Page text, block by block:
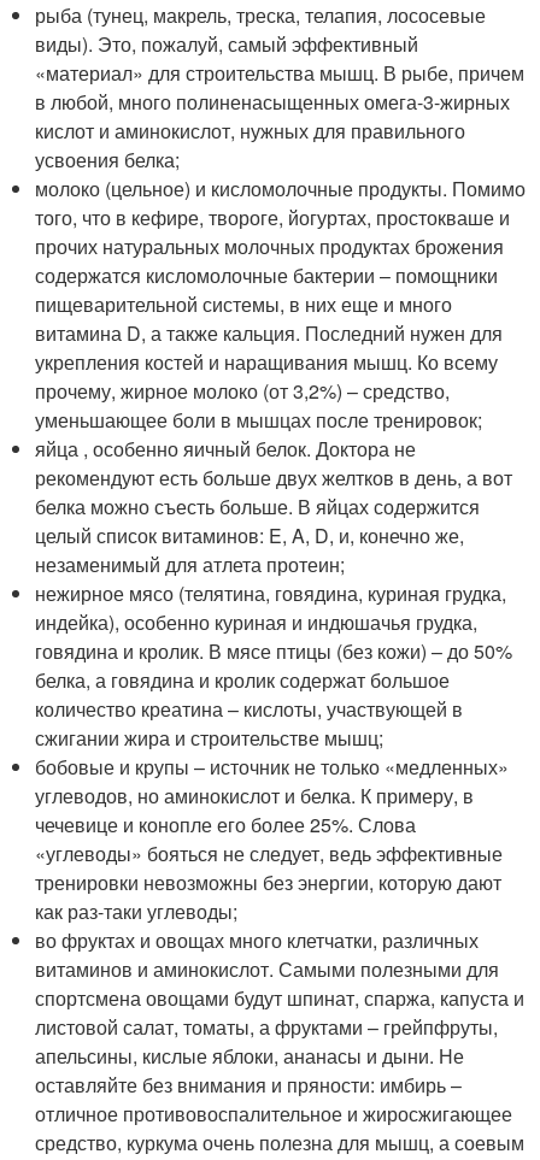
рыба (тунец, макрель, треска, телапия, лососевые
виды). Это, пожалуй, самый эффективный
«материал» для строительства мышц. В рыбе, причем
в любой, много полиненасыщенных омега-3-жирных
кислот и аминокислот, нужных для правильного
усвоения белка;
молоко (цельное) и кисломолочные продукты. Помимо
того, что в кефире, твороге, йогуртах, простокваше и
прочих натуральных молочных продуктах брожения
содержатся кисломолочные бактерии – помощники
пищеварительной системы, в них еще и много
витамина D, а также кальция. Последний нужен для
укрепления костей и наращивания мышц. Ко всему
прочему, жирное молоко (от 3,2%) – средство,
уменьшающее боли в мышцах после тренировок;
яйца , особенно яичный белок. Доктора не
рекомендуют есть больше двух желтков в день, а вот
белка можно съесть больше. В яйцах содержится
целый список витаминов: E, A, D, и, конечно же,
незаменимый для атлета протеин;
нежирное мясо (телятина, говядина, куриная грудка,
индейка), особенно куриная и индюшачья грудка,
говядина и кролик. В мясе птицы (без кожи) – до 50%
белка, а говядина и кролик содержат большое
количество креатина – кислоты, участвующей в
сжигании жира и строительстве мышц;
бобовые и крупы – источник не только «медленных»
углеводов, но аминокислот и белка. К примеру, в
чечевице и конопле его более 25%. Слова
«углеводы» бояться не следует, ведь эффективные
тренировки невозможны без энергии, которую дают
как раз-таки углеводы;
во фруктах и овощах много клетчатки, различных
витаминов и аминокислот. Самыми полезными для
спортсмена овощами будут шпинат, спаржа, капуста и
листовой салат, томаты, а фруктами – грейпфруты,
апельсины, кислые яблоки, ананасы и дыни. Не
оставляйте без внимания и пряности: имбирь –
отличное противовоспалительное и жиросжигающее
средство, куркума очень полезна для мышц, а соевым